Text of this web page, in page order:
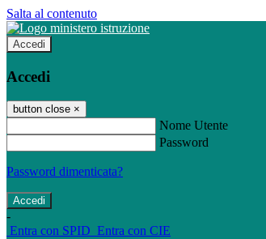
Salta al contenuto
Accedi
Accedi
button close ×
Nome Utente
Password
Password dimenticata?
-
Entra con SPID Entra con CIE